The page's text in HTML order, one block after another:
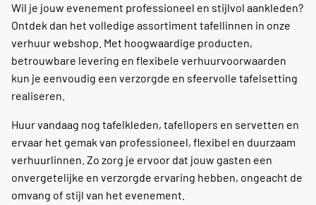
Wil je jouw evenement professioneel en stijlvol aankleden?
Ontdek dan het volledige assortiment tafellinnen in onze
verhuur webshop. Met hoogwaardige producten,
betrouwbare levering en flexibele verhuurvoorwaarden
kun je eenvoudig een verzorgde en sfeervolle tafelsetting
realiseren.
Huur vandaag nog tafelkleden, tafellopers en servetten en
ervaar het gemak van professioneel, flexibel en duurzaam
verhuurlinnen. Zo zorg je ervoor dat jouw gasten een
onvergetelijke en verzorgde ervaring hebben, ongeacht de
omvang of stijl van het evenement.